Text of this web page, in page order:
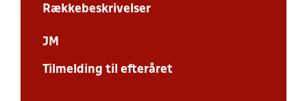
Rækkebeskrivelser
JM
Tilmelding til efteråret